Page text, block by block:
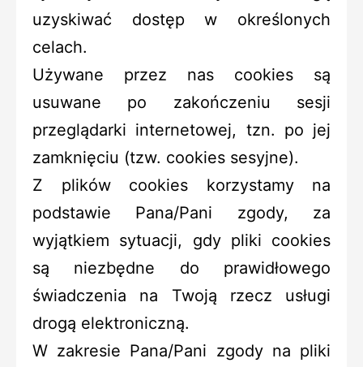
uzyskiwać dostęp w określonych
celach.
Używane przez nas cookies są
usuwane po zakończeniu sesji
przeglądarki internetowej, tzn. po jej
zamknięciu (tzw. cookies sesyjne).
Z plików cookies korzystamy na
podstawie Pana/Pani zgody, za
wyjątkiem sytuacji, gdy pliki cookies
są niezbędne do prawidłowego
świadczenia na Twoją rzecz usługi
drogą elektroniczną.
W zakresie Pana/Pani zgody na pliki